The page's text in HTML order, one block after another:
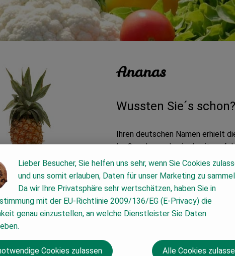
Ananas
Wussten Sie´s schon?
Ihren deutschen Namen erhielt
Im Grunde wurde sie damit
Spanier waren dagegen eher
mit einem Pinienzapfen nannten
„pineapple“ entwickelte.
Wo kommt´s her?
Bereits in vorkolumbianischer
nach Mexiko angebaut und
Lieber Besucher, Sie helfen uns sehr, wenn Sie Cookies
und uns somit erlauben, Daten für unser Marketing zu
Da wir Ihre Privatsphäre sehr wertschätzen, haben Sie in
mit der EU-Richtlinie 2009/136/EG (E-Privacy) die
genau einzustellen, an welche Dienstleister Sie Daten
Cookies zulassen Alle Cookies